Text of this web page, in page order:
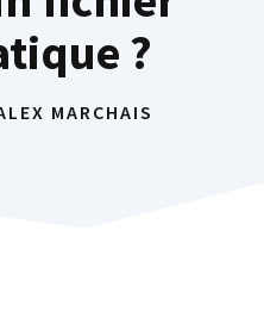
?
MARCHAIS